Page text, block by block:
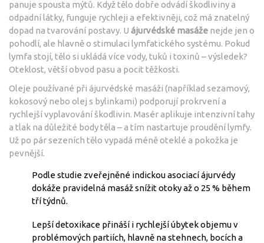
panuje spousta mýtů. Když tělo dobře odvádí škodliviny a
odpadní látky, funguje rychleji a efektivněji, což má znatelný
dopad na tvarování postavy. U ájurvédské masáže nejde jen o
pohodlí, ale hlavně o stimulaci lymfatického systému. Pokud
lymfa stojí, tělo si ukládá více vody, tuků i toxinů – výsledek?
Oteklost, větší obvod pasu a pocit těžkosti.
Oleje používané při ájurvédské masáži (například sezamový,
kokosový nebo olej s bylinkami) podporují prokrvení a
rychlejší vyplavování škodlivin. Masér aplikuje intenzivní tahy
a tlak na důležité body těla – a tím nastartuje proudění lymfy.
Už po pár sezeních tělo vypadá méně oteklé a pokožka je
pevnější.
Podle studie zveřejněné indickou asociací ájurvédy
dokáže pravidelná masáž snížit otoky až o 25 % během
tří týdnů.
Lepší detoxikace přináší i rychlejší úbytek objemu v
problémových partiích, hlavně na stehnech, bocích a